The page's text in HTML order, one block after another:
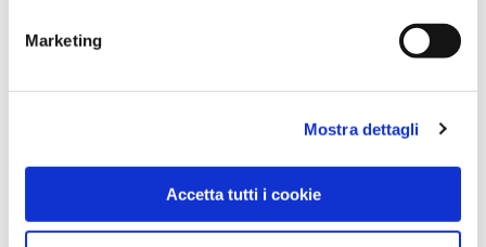
Marketing
Mostra dettagli
Accetta tutti i cookie